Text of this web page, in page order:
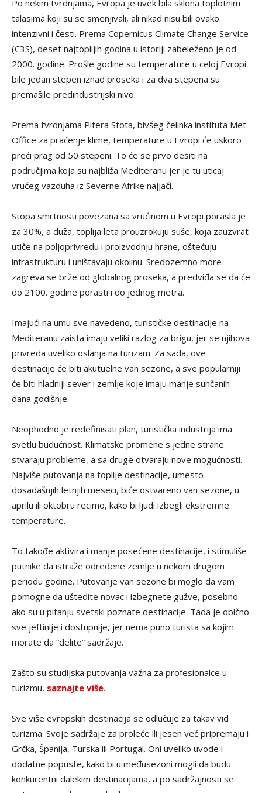
Po nekim tvrdnjama, Evropa je uvek bila sklona toplotnim
talasima koji su se smenjivali, ali nikad nisu bili ovako
intenzivni i česti. Prema Copernicus Climate Change Service
(C3S), deset najtoplijih godina u istoriji zabeleženo je od
2000. godine. Prošle godine su temperature u celoj Evropi
bile jedan stepen iznad proseka i za dva stepena su
premašile predindustrijski nivo.
Prema tvrdnjama Pitera Stota, bivšeg čelinka instituta Met
Office za praćenje klime, temperature u Evropi će uskoro
preći prag od 50 stepeni. To će se prvo desiti na
područjima koja su najbliža Mediteranu jer je tu uticaj
vrućeg vazduha iz Severne Afrike najjači.
Stopa smrtnosti povezana sa vrućinom u Evropi porasla je
za 30%, a duža, toplija leta prouzrokuju suše, koja zauzvrat
utiče na poljoprivredu i proizvodnju hrane, oštećuju
infrastrukturu i uništavaju okolinu. Sredozemno more
zagreva se brže od globalnog proseka, a predviđa se da će
do 2100. godine porasti i do jednog metra.
Imajući na umu sve navedeno, turističke destinacije na
Mediteranu zaista imaju veliki razlog za brigu, jer se njihova
privreda uveliko oslanja na turizam. Za sada, ove
destinacije će biti akutuelne van sezone, a sve popularniji
će biti hladniji sever i zemlje koje imaju manje sunčanih
dana godišnje.
Neophodno je redefinisati plan, turistička industrija ima
svetlu budućnost. Klimatske promene s jedne strane
stvaraju probleme, a sa druge otvaraju nove mogućnosti.
Najviše putovanja na toplije destinacije, umesto
dosadašnjih letnjih meseci, biće ostvareno van sezone, u
aprilu ili oktobru recimo, kako bi ljudi izbegli ekstremne
temperature.
To takođe aktivira i manje posećene destinacije, i stimuliše
putnike da istraže određene zemlje u nekom drugom
periodu godine. Putovanje van sezone bi moglo da vam
pomogne da uštedite novac i izbegnete gužve, posebno
ako su u pitanju svetski poznate destinacije. Tada je obično
sve jeftinije i dostupnije, jer nema puno turista sa kojim
morate da “delite” sadržaje.
Zašto su studijska putovanja važna za profesionalce u
turizmu, saznajte više.
Sve više evropskih destinacija se odlučuje za takav vid
turizma. Svoje sadržaje za proleće ili jesen već pripremaju i
Grčka, Španija, Turska ili Portugal. Oni uveliko uvode i
dodatne popuste, kako bi u međusezoni mogli da budu
konkurentni dalekim destinacijama, a po sadržajnosti se